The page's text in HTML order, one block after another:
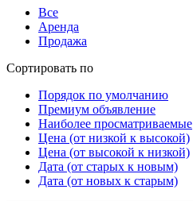
Все
Аренда
Продажа
Сортировать по
Порядок по умолчанию
Премиум объявление
Наиболее просматриваемые
Цена (от низкой к высокой)
Цена (от высокой к низкой)
Дата (от старых к новым)
Дата (от новых к старым)